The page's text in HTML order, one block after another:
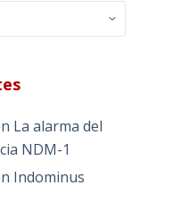
La alarma del
NDM-1
Indominus